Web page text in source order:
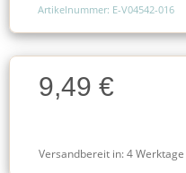
Artikelnummer: E-V04542-016
Charge
Charge9,49 €
Versandbereit in:4 Werktage